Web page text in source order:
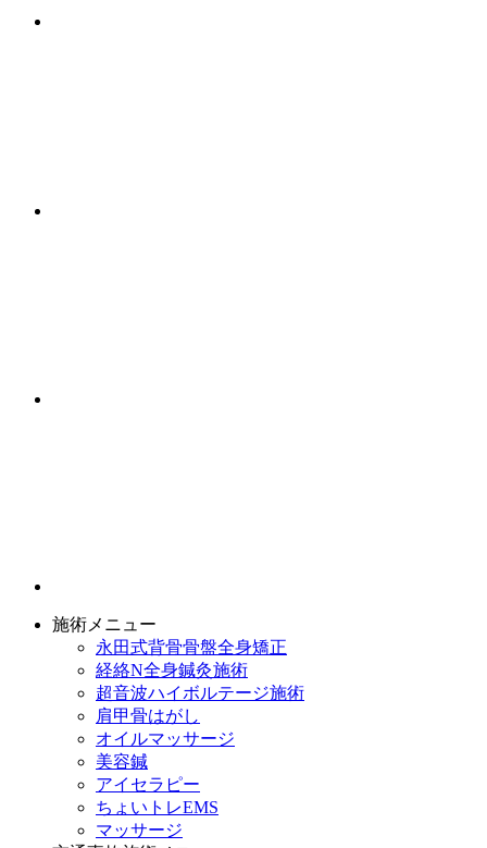
施術メニュー
永田式背骨骨盤全身矯正
経絡N全身鍼灸施術
超音波ハイボルテージ施術
肩甲骨はがし
オイルマッサージ
美容鍼
アイセラピー
ちょいトレEMS
マッサージ